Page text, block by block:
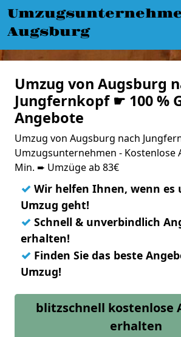
Augsburg
Umzug von Augsburg
Jungfernkopf ☛ 100 %
Angebote
Umzug von Augsburg nach
Umzugsunternehmen - Kostenlose
Min. ➨ Umzüge ab 83€
✓ Wir helfen Ihnen, wenn es
Umzug geht!
✓ Schnell & unverbindlich
erhalten!
✓ Finden Sie das beste
Umzug!
blitzschnell kostenlose
erhalten